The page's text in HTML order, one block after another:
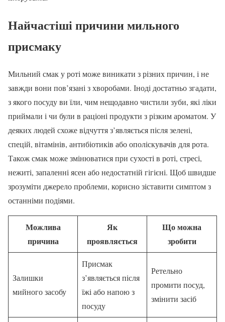
Найчастіші причини мильного
присмаку
Мильний смак у роті може виникати з різних причин, і не
завжди вони пов’язані з хворобами. Іноді достатньо згадати,
з якого посуду ви їли, чим нещодавно чистили зуби, які ліки
приймали і чи були в раціоні продукти з різким ароматом. У
деяких людей схоже відчуття з’являється після зелені,
спецій, вітамінів, антибіотиків або ополіскувачів для рота.
Також смак може змінюватися при сухості в роті, стресі,
нежиті, запаленні ясен або недостатній гігієні. Щоб швидше
зрозуміти джерело проблеми, корисно зіставити симптом з
останніми подіями.
Можлива
причина
Як
проявляється
Що можна
зробити
Залишки
мийного засобу
Присмак
з’являється після
їжі або напою з
посуду
Ретельно
промити посуд,
змінити засіб